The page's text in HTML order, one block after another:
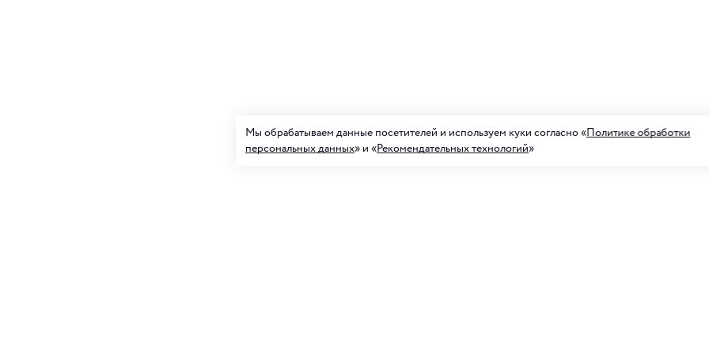
Мы обрабатываем данные посетителей и используем куки согласно «Политике обработки
персональных данных» и «Рекомендательных технологий»